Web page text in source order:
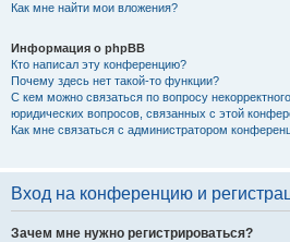
Как мне найти мои вложения?
Информация о phpBB
Кто написал эту конференцию?
Почему здесь нет такой-то функции?
С кем можно связаться по вопросу
юридических вопросов, связанных с этой
Как мне связаться с администратором
Вход на конференцию и
Зачем мне нужно регистрироваться?